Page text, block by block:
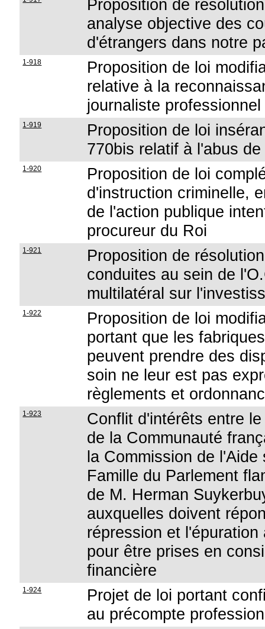
Proposition de
analyse objective des
d'étrangers dans notre
1-918
Proposition de loi
relative à la
journaliste professionnel
1-919
Proposition de loi
770bis relatif à l'abus
1-920
Proposition de loi
d'instruction criminelle,
de l'action publique
procureur du Roi
1-921
Proposition de
conduites au sein de
multilatéral sur
1-922
Proposition de loi
portant que les
peuvent prendre des
soin ne leur est pas
règlements et
1-923
Conflit d'intérêts entre
de la Communauté
la Commission de
Famille du Parlement
de M. Herman
auxquelles doivent
répression et
pour être prises en
financière
1-924
Projet de loi portant
au précompte